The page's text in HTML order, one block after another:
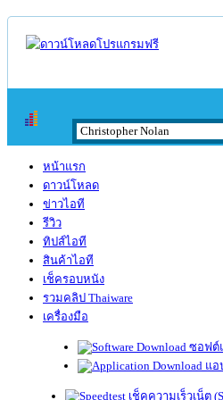
หน้าแรก
ดาวน์โหลด
ข่าวไอที
รีวิว
ทิปส์ไอที
สินค้าไอที
เช็ครอบหนัง
รวมคลิป Thaiware
เครื่องมือ
ซอฟต์
แอ
เช็คความเร็วเน็ต